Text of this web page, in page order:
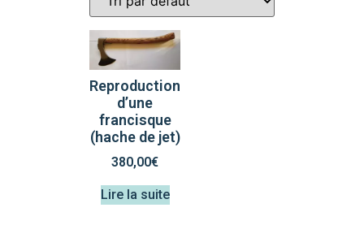
Reproduction
d’une
francisque
(hache de jet)
380,00€
Lire la suite